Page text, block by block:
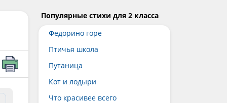
Популярные cтихи для 2 класса
Федорино горе
Птичья школа
Путаница
Кот и лодыри
Что красивее всего